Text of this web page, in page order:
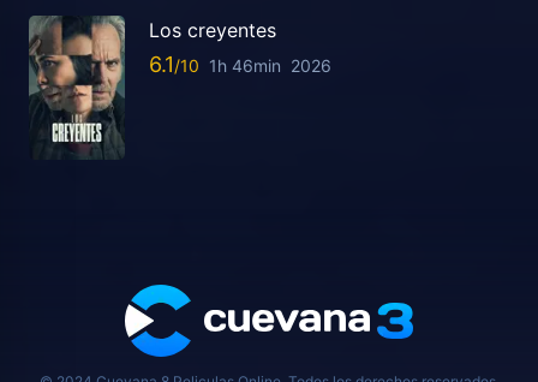
Los creyentes
6.1 1h 46min 2026